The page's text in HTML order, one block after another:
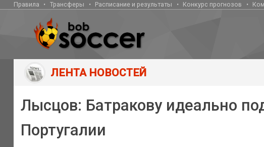
Правила Трансферы Расписание и результаты Конкурс прогнозов
ЛЕНТА НОВОСТЕЙ
Лысцов: Батракову идеально
Португалии